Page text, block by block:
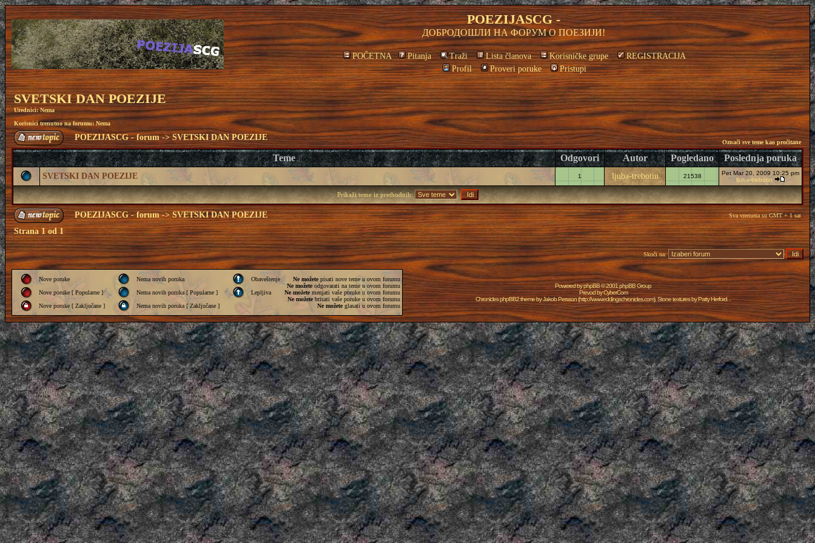
POEZIJASCG -
ДОБРОДОШЛИ НА ФОРУМ О ПОЕЗИЈИ!
POČETNA Pitanja Traži Lista članova Korisničke grupe
REGISTRACIJA
Profil
Proveri poruke Pristupi
SVETSKI DAN POEZIJE
Urednici: Nema
Korisnici trenutno na forumu: Nema
POEZIJASCG - forum->SVETSKI DAN POEZIJE
Označi sve teme kao pročitane
Teme Odgovori Autor Pogledano Poslednja poruka
SVETSKI DAN POEZIJE 1 ljuba-trebotin 21538
Pet Mar 20, 2009 10:25 pm
ljuba-trebotin
Prikaži teme iz prethodnih:
POEZIJASCG - forum->SVETSKI DAN POEZIJE Sva vremena su GMT + 1 sat
Strana1od1
Skoči na:
Nove poruke Nema novih poruka
Obaveštenje
Nove poruke [ Popularne ]
Nema novih poruka [ Popularne ]
Lepljiva
Nove poruke [ Zaključane ]
Nema novih poruka [ Zaključane ]
Ne možetepisati nove teme u ovom forumu
Ne možeteodgovarati na teme u ovom forumu
Ne možetemenjati vaše poruke u ovom forumu
Ne možetebrisati vaše poruke u ovom forumu
Ne možete glasati u ovom forumu
Powered byphpBB© 2001 phpBB Group
Prevod byCyberCom
Chronicles phpBB2 theme byJakob Persson(http://www.eddingschronicles.com). Stone textures byPatty Herford. .